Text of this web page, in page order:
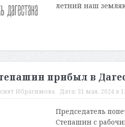
летний наш
прибыл в
Ибрагимова Дата: 31 мая, 2024 в
Председатель
Степашин с